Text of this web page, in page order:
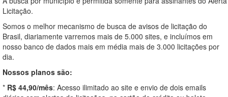
Licitação.
Somos o melhor mecanismo de busca de avisos de licitação do
Brasil, diariamente varremos mais de 5.000 sites, e incluímos em
nosso banco de dados mais em média mais de 3.000 licitações por
dia.
Nossos planos são:
* R$ 44,90/mês: Acesso ilimitado ao site e envio de dois emails